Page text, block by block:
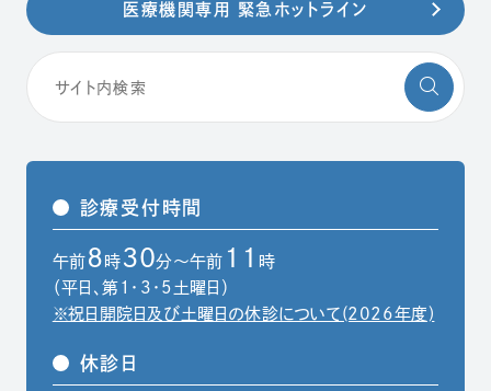
医療機関専用 緊急ホットライン
診療受付時間
午前 8 時 30分～午前 11
時
（平日、第1・3・5土曜日）
※祝日開院日及び土曜日の休診について(2026年度)
休診日